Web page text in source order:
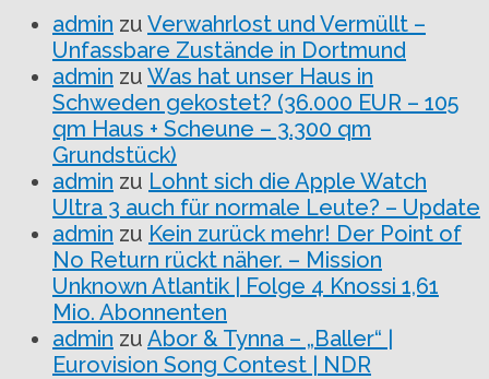
admin zu Verwahrlost und Vermüllt –
Unfassbare Zustände in Dortmund
admin zu Was hat unser Haus in
Schweden gekostet? (36.000 EUR – 105
qm Haus + Scheune – 3.300 qm
Grundstück)
admin zu Lohnt sich die Apple Watch
Ultra 3 auch für normale Leute? – Update
admin zu Kein zurück mehr! Der Point of
No Return rückt näher. – Mission
Unknown Atlantik | Folge 4 Knossi 1,61
Mio. Abonnenten
admin zu Abor & Tynna – „Baller“ |
Eurovision Song Contest | NDR